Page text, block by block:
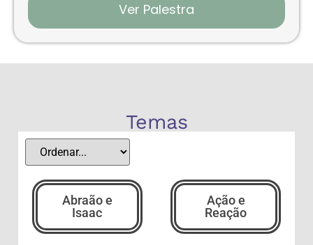
Ver Palestra
Temas
Abraão e
Isaac
Ação e
Reação